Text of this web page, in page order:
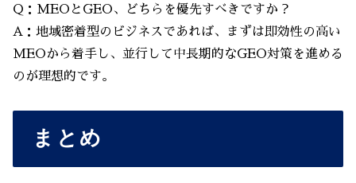
Q：MEOとGEO、どちらを優先すべきですか？
A：地域密着型のビジネスであれば、まずは即効性の高い
MEOから着手し、並行して中長期的なGEO対策を進める
のが理想的です。
まとめ